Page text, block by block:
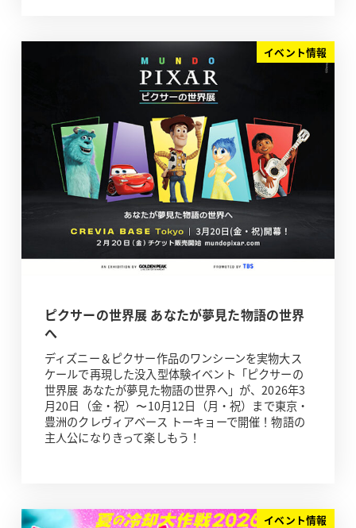
イベント情報
ピクサーの世界展 あなたが夢見た物語の世界
へ
ディズニー＆ピクサー作品のワンシーンを実物大ス
ケールで再現した没入型体験イベント「ピクサーの
世界展 あなたが夢見た物語の世界へ」が、2026年3
月20日（金・祝）〜10月12日（月・祝）まで東京・
豊洲のクレヴィアベース トーキョーで開催！物語の
主人公になりきって楽しもう！
イベント情報